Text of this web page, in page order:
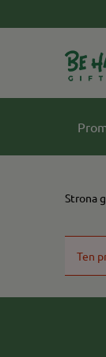
Strona
Ten